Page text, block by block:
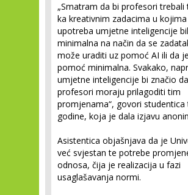
„Smatram da bi profesori trebali
ka kreativnim zadacima u kojima
upotreba umjetne inteligencije
minimalna na način da se
može uraditi uz pomoć AI ili da je
pomoć minimalna. Svakako,
umjetne inteligencije bi značio
profesori moraju prilagoditi tim
promjenama“, govori studentica
godine, koja je dala izjavu
Asistentica objašnjava da je
već svjestan te potrebe
odnosa, čija je realizacija u fazi
usaglašavanja normi.